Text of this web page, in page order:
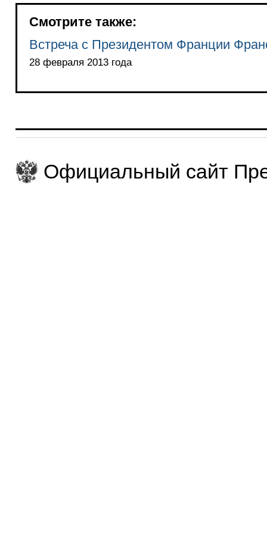
Смотрите также:
Встреча с Президентом Франции
28 февраля 2013 года
Официальный сайт